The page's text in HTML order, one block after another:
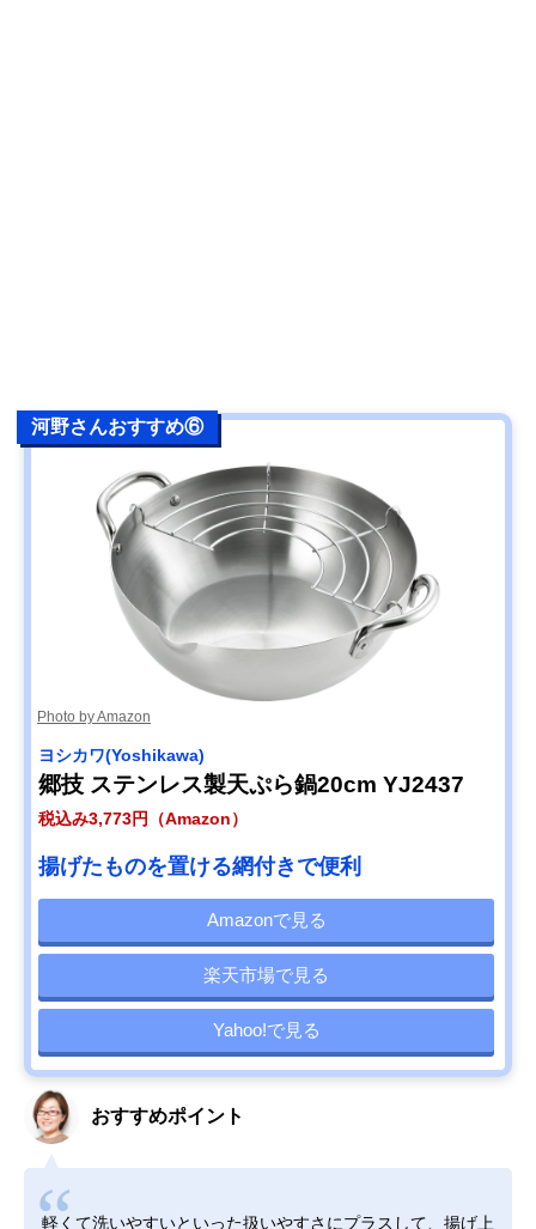
河野さんおすすめ⑥
Photo by Amazon
ヨシカワ(Yoshikawa)
郷技 ステンレス製天ぷら鍋20cm YJ2437
税込み3,773円（Amazon）
揚げたものを置ける網付きで便利
Amazonで見る
楽天市場で見る
Yahoo!で見る
おすすめポイント
軽くて洗いやすいといった扱いやすさにプラスして、揚げ上